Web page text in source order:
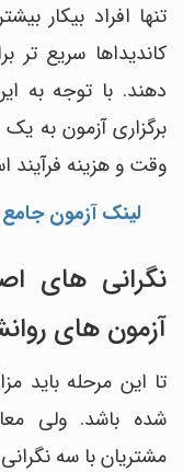
تنها افراد بیکار
کاندیداها سریع
دهند. با توجه به
برگزاری آزمون به
وقت و هزینه
لینک آزمون جامع
نگرانی های
آزمون های
تا این مرحله باید
شده باشد. ولی
مشتریان با سه